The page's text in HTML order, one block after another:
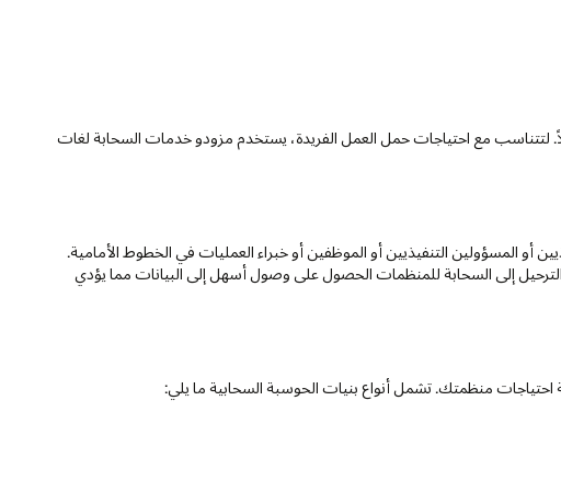
مع احتياجات حمل العمل الفريدة، يستخدم مزودو خدمات السحابة لغات
أو المسؤولين التنفيذيين أو الموظفين أو خبراء العمليات في الخطوط الأمامية.
إلى السحابة للمنظمات الحصول على وصول أسهل إلى البيانات مما يؤدي
منظمتك. تشمل أنواع بنيات الحوسبة السحابية ما يلي: